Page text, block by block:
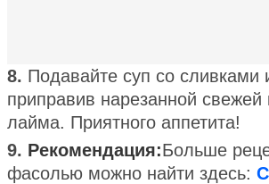
8. Подавайте суп со сливками
приправив нарезанной свежей
лайма. Приятного аппетита!
9. Рекомендация:Больше
фасолью можно найти здесь: